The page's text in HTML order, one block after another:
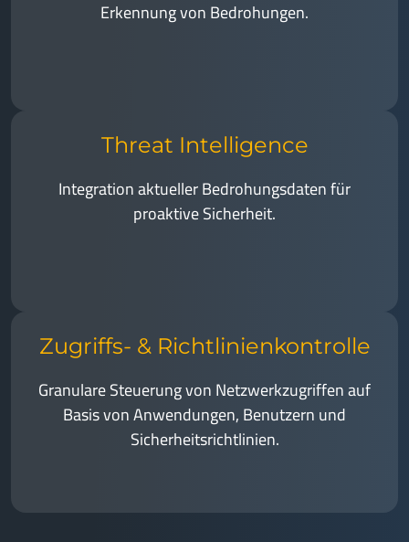
Erkennung von Bedrohungen.
Threat Intelligence
Integration aktueller Bedrohungsdaten für
proaktive Sicherheit.
Zugriffs- & Richtlinienkontrolle
Granulare Steuerung von Netzwerkzugriffen auf
Basis von Anwendungen, Benutzern und
Sicherheitsrichtlinien.